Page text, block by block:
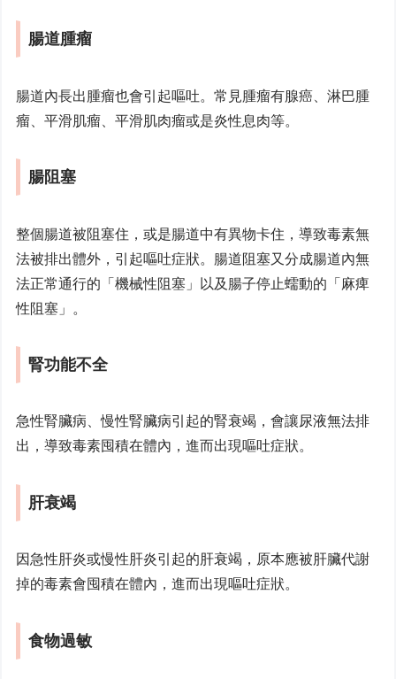
腸道腫瘤
腸道內長出腫瘤也會引起嘔吐。常見腫瘤有腺癌、淋巴腫
瘤、平滑肌瘤、平滑肌肉瘤或是炎性息肉等。
腸阻塞
整個腸道被阻塞住，或是腸道中有異物卡住，導致毒素無
法被排出體外，引起嘔吐症狀。腸道阻塞又分成腸道內無
法正常通行的「機械性阻塞」以及腸子停止蠕動的「麻痺
性阻塞」。
腎功能不全
急性腎臟病、慢性腎臟病引起的腎衰竭，會讓尿液無法排
出，導致毒素囤積在體內，進而出現嘔吐症狀。
肝衰竭
因急性肝炎或慢性肝炎引起的肝衰竭，原本應被肝臟代謝
掉的毒素會囤積在體內，進而出現嘔吐症狀。
食物過敏